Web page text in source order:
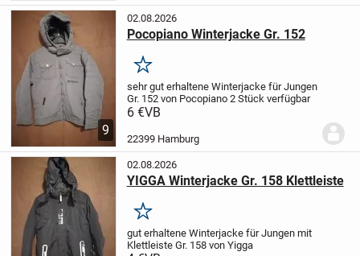
9
02.08.2026
Pocopiano Winterjacke Gr. 152
Merken
sehr gut erhalteneWinterjacke für Jungen
Gr. 152von Pocopiano 2 Stück verfügbar
6 €VB
22399 Hamburg
02.08.2026
YIGGA Winterjacke Gr. 158 Klettleiste
Merken
gut erhalteneWinterjacke für Jungenmit
KlettleisteGr. 158von Yigga